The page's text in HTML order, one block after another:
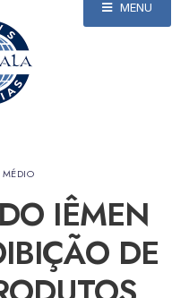
MENU
MÉDIO
IÊMEN
DE